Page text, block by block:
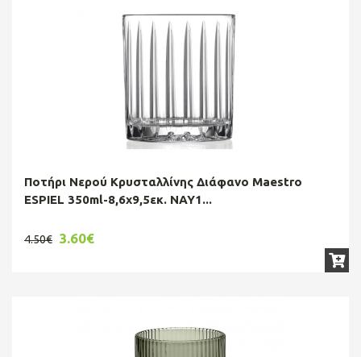
Ποτήρι Νερού Κρυσταλλίνης Διάφανο Maestro
ESPIEL 350ml-8,6x9,5εκ. NAY1...
4.50€ 3.60€